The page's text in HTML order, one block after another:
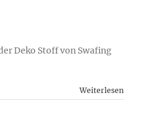
Deko Stoff von Swafing
Weiterlesen